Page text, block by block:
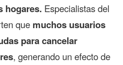
hogares. Especialistas del
que muchos usuarios
para cancelar
, generando un efecto de